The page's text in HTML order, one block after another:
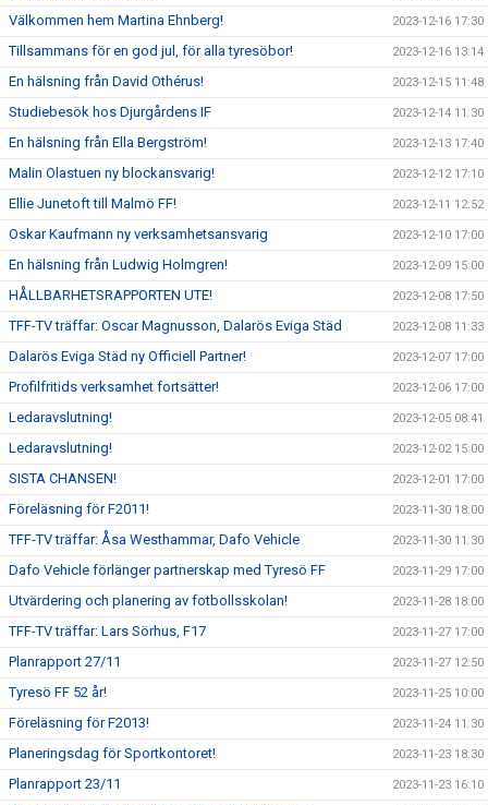
Välkommen hem Martina Ehnberg! 2023-12-16 17:30
Tillsammans för en god jul, för alla tyresöbor! 2023-12-16 13:14
En hälsning från David Othérus! 2023-12-15 11:48
Studiebesök hos Djurgårdens IF 2023-12-14 11:30
En hälsning från Ella Bergström! 2023-12-13 17:40
Malin Olastuen ny blockansvarig! 2023-12-12 17:10
Ellie Junetoft till Malmö FF! 2023-12-11 12:52
Oskar Kaufmann ny verksamhetsansvarig 2023-12-10 17:00
En hälsning från Ludwig Holmgren! 2023-12-09 15:00
HÅLLBARHETSRAPPORTEN UTE! 2023-12-08 17:50
TFF-TV träffar: Oscar Magnusson, Dalarös Eviga Städ 2023-12-08 11:33
Dalarös Eviga Städ ny Officiell Partner! 2023-12-07 17:00
Profilfritids verksamhet fortsätter! 2023-12-06 17:00
Ledaravslutning! 2023-12-05 08:41
Ledaravslutning! 2023-12-02 15:00
SISTA CHANSEN! 2023-12-01 17:00
Föreläsning för F2011! 2023-11-30 18:00
TFF-TV träffar: Åsa Westhammar, Dafo Vehicle 2023-11-30 11:30
Dafo Vehicle förlänger partnerskap med Tyresö FF 2023-11-29 17:00
Utvärdering och planering av fotbollsskolan! 2023-11-28 18:00
TFF-TV träffar: Lars Sörhus, F17 2023-11-27 17:00
Planrapport 27/11 2023-11-27 12:50
Tyresö FF 52 år! 2023-11-25 10:00
Föreläsning för F2013! 2023-11-24 11:30
Planeringsdag för Sportkontoret! 2023-11-23 18:30
Planrapport 23/11 2023-11-23 16:10